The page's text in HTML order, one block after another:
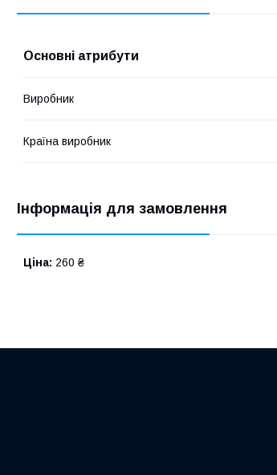
Основні атрибути
Виробник
Країна виробник
Інформація для замовлення
Ціна: 260 ₴